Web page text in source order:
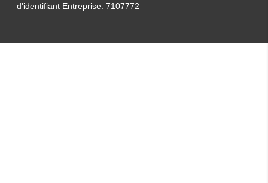
d'identifiant Entreprise: 7107772